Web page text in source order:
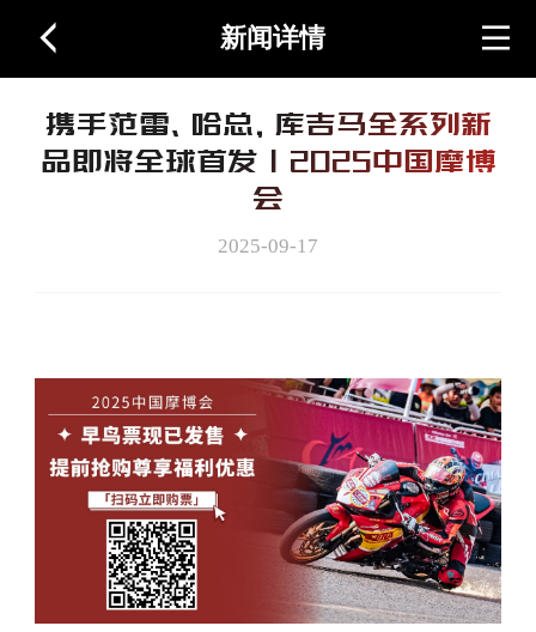
新闻详情
首页
关于展会
联系我们
携手范雷、哈总，库吉马全系列新
品即将全球首发丨2025中国摩博
会
2025-09-17